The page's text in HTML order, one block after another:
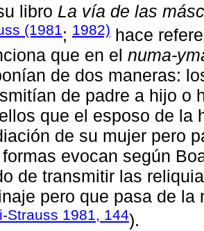
libro La vía de las
(1981; 1982) hace
que en el numa-
de dos maneras:
de padre a hijo o
que el esposo de la
de su mujer pero
evocan según
de transmitir las
pero que pasa de
Strauss 1981, 144).